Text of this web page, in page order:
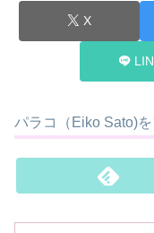
X
パラコ（Eiko Sato)